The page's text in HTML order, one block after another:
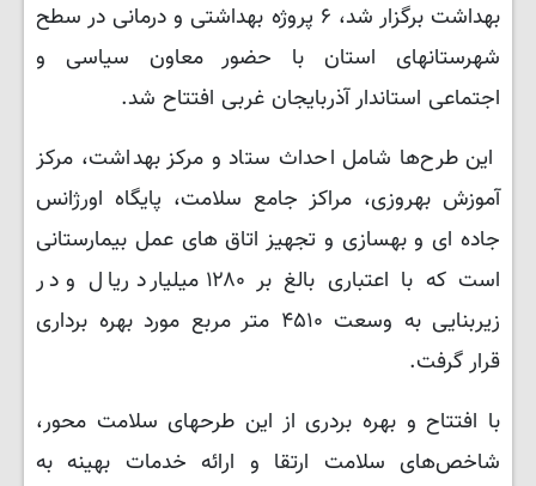
بهداشت برگزار شد، ۶ پروژه بهداشتی و درمانی در سطح
شهرستانهای استان با حضور معاون سیاسی و
اجتماعی استاندار آذربایجان غربی افتتاح شد.
این طرح‌ها شامل احداث ستاد و مرکز بهداشت، مرکز
آموزش بهروزی، مراکز جامع سلامت، پایگاه اورژانس
جاده ای و بهسازی و تجهیز اتاق های عمل بیمارستانی
است که با اعتباری بالغ بر ۱۲۸۰ میلیارد ریال و در
زیربنایی به وسعت ۴۵۱۰ متر مربع مورد بهره برداری
قرار گرفت.
با افتتاح و بهره بردری از این طرحهای سلامت محور،
شاخص‌های سلامت ارتقا و ارائه خدمات بهینه به